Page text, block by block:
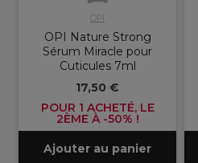
OPI
OPI Nature Strong
Sérum Miracle pour
Cuticules 7ml
17,50 €
POUR 1 ACHETÉ, LE
2ÈME À -50% !
Ajouter au panier